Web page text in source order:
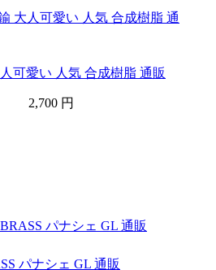
可愛い 人気 合成樹脂 通販
2,700 円
パナシェ GL 通販